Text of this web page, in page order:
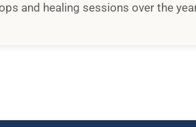
and healing sessions over the